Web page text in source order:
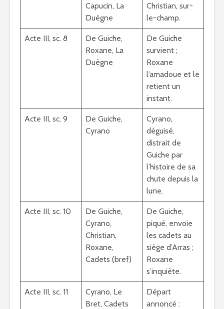
Capucin, La
Duègne
Christian, sur-
le-champ.
Acte III, sc. 8
De Guiche,
Roxane, La
Duègne
De Guiche
survient ;
Roxane
l’amadoue et le
retient un
instant.
Acte III, sc. 9
De Guiche,
Cyrano
Cyrano,
déguisé,
distrait de
Guiche par
l’histoire de sa
chute depuis la
lune.
Acte III, sc. 10
De Guiche,
Cyrano,
Christian,
Roxane,
Cadets (bref)
De Guiche,
piqué, envoie
les cadets au
siège d’Arras ;
Roxane
s’inquiète.
Acte III, sc. 11
Cyrano, Le
Bret, Cadets
Départ
annoncé :